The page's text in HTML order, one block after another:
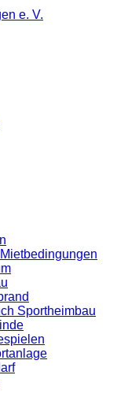
Sportheimbau